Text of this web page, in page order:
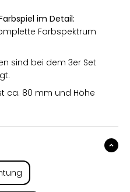
im Detail:
Farbspektrum
sind bei dem 3er Set
ca. 80 mm und Höhe